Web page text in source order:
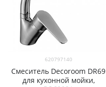
620797140
Смеситель Decoroom DR69
для кухонной мойки,